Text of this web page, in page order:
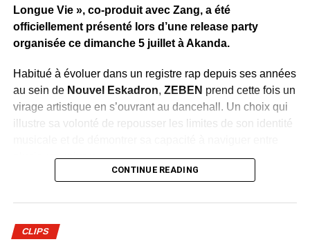
Longue Vie », co-produit avec Zang, a été
officiellement présenté lors d’une release party
organisée ce dimanche 5 juillet à Akanda.
Habitué à évoluer dans un registre rap depuis ses années
au sein de Nouvel Eskadron, ZEBEN prend cette fois un
virage artistique en s’ouvrant au dancehall. Un choix qui
illustre sa volonté de repousser les limites de son identité
plusieurs univers.
Bombarder »accompagne cette évolution avec une
Chorégraphies dynamiques, danseuses et ambiance
CONTINUE READING
CLIPS